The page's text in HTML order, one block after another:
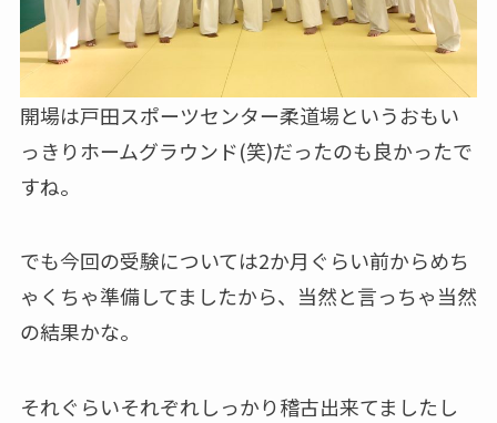
開場は戸田スポーツセンター柔道場というおもい
っきりホームグラウンド(笑)だったのも良かったで
すね。
でも今回の受験については2か月ぐらい前からめち
ゃくちゃ準備してましたから、当然と言っちゃ当然
の結果かな。
それぐらいそれぞれしっかり稽古出来てましたし